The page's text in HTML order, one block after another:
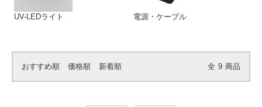
UV-LEDライト 電源・ケーブル
おすすめ順 価格順 新着順 全 9 商品